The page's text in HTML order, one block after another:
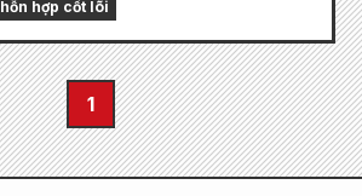
hỗn hợp cốt lõi
1